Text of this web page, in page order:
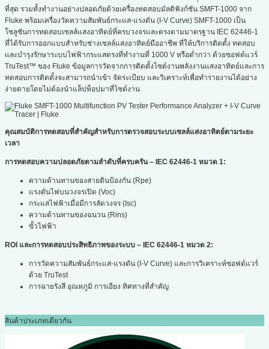
ที่สุด รวมทั้งทำงานอย่างปลอดภัยด้วยเครื่องทดสอบมัลติฟังก์ชัน SMFT-1000 จาก
Fluke พร้อมเครื่องวัดความสัมพันธ์กระแส-แรงดัน (I-V Curve) SMFT-1000 เป็น
โซลูชันการทดสอบเซลล์แสงอาทิตย์ที่ครบวงจรและตรงตามมาตรฐาน IEC 62446-1
ที่ได้รับการออกแบบสำหรับช่างเซลล์แสงอาทิตย์มืออาชีพ ที่ให้บริการติดตั้ง ทดสอบ
และบำรุงรักษาระบบไฟฟ้ากระแสตรงที่ทำงานที่ 1000 V หรือต่ำกว่า ด้วยซอฟต์แวร์
TruTest™ ของ Fluke ข้อมูลการวัดจากการติดตั้งไซต์งานพลังงานแสงอาทิตย์และการ
ทดสอบการติดตั้งจะสามารถนำเข้า จัดระเบียบ และวิเคราะห์เพื่อทำรายงานได้อย่าง
ง่ายดายโดยไม่ต้องนำแล็ปท็อปมาที่ไซต์งาน
คุณสมบัติการทดสอบที่สำคัญสำหรับการตรวจสอบระบบเซลล์แสงอาทิตย์ตามระยะ
เวลา
การทดสอบความปลอดภัยตามลำดับที่ครบครัน – IEC 62446-1 หมวด 1:
ความต้านทานของสายดินป้องกัน (Rpe)
แรงดันไฟบนวงจรเปิด (Voc)
กระแสไฟฟ้าเมื่อมีการลัดวงจร (Isc)
ความต้านทานของฉนวน (Rins)
ขั้วไฟฟ้า
ROI และการทดสอบประสิทธิภาพของระบบ – IEC 62446-1 หมวด 2:
การวัดความสัมพันธ์กระแส-แรงดัน (I-V Curve) และการวิเคราะห์ซอฟต์แวร์
ด้วย TruTest
การฉายรังสี อุณหภูมิ การเอียง ทิศทางที่สำคัญ
สินค้าประเภทเดียวกัน